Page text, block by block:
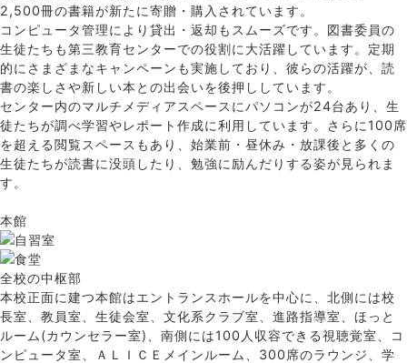
2,500冊の書籍が新たに寄贈・購入されています。
コンピュータ管理により貸出・返却もスムーズです。図書委員の
生徒たちも第三教育センターでの役割に大活躍しています。定期
的にさまざまなキャンペーンも実施しており、彼らの活躍が、読
書の楽しさや新しい本との出会いを後押ししています。
センター内のマルチメディアスペースにパソコンが24台あり、生
徒たちが調べ学習やレポート作成に利用しています。さらに100席
を超える閲覧スペースもあり、始業前・昼休み・放課後と多くの
生徒たちが読書に没頭したり、勉強に励んだりする姿が見られま
す。
本館
全校の中枢部
本校正面に建つ本館はエントランスホールを中心に、北側には校
長室、教員室、生徒会室、文化系クラブ室、進路指導室、ほっと
ルーム(カウンセラー室)、南側には100人収容できる視聴覚室、コ
ンピュータ室、ＡＬＩＣＥメインルーム、300席のラウンジ、学